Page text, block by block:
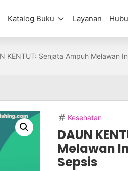
Katalog Buku Layanan
KENTUT: Senjata Ampuh Melawan
Kesehatan
DAUN
Melawan
Sepsis